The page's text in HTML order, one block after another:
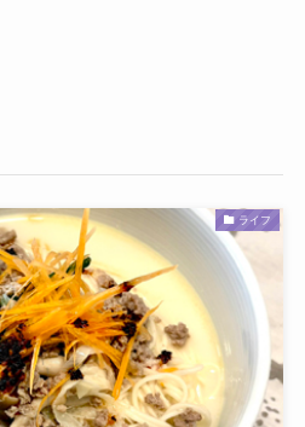
ライフ